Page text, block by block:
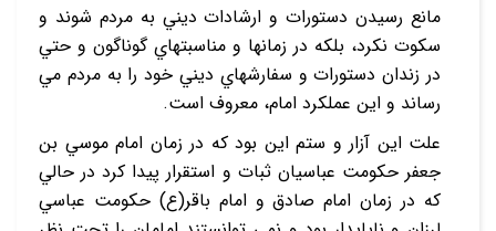
مانع رسيدن دستورات و ارشادات ديني به مردم شوند و
سکوت نکرد، بلکه در زمان‏ها و مناسبت‏هاي گوناگون و حتي
در زندان دستورات و سفارش‏هاي ديني خود را به مردم مي
‏رساند و اين عملکرد امام، معروف است.
علت اين آزار و ستم اين بود که در زمان امام موسي بن
جعفر حکومت عباسيان ثبات و استقرار پيدا کرد در حالي
که در زمان امام صادق و امام باقر(ع) حکومت عباسي